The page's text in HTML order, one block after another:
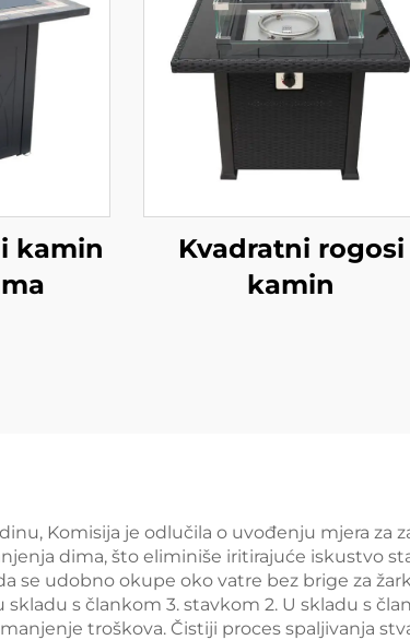
kamin
Kvadratni rogosi
kamin
Komisija je odlučila o uvođenju mjera za
dima, što eliminiše iritirajuće iskustvo
udobno okupe oko vatre bez brige za
s člankom 3. stavkom 2. U skladu s
troškova. Čistiji proces spaljivanja